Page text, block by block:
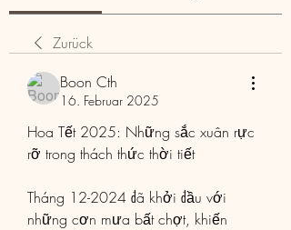
Zurück
Boon Cth
16. Februar 2025
Hoa Tết 2025: Những sắc xuân rực
rỡ trong thách thức thời tiết
Tháng 12-2024 đã khởi đầu với
những cơn mưa bất chợt, khiến